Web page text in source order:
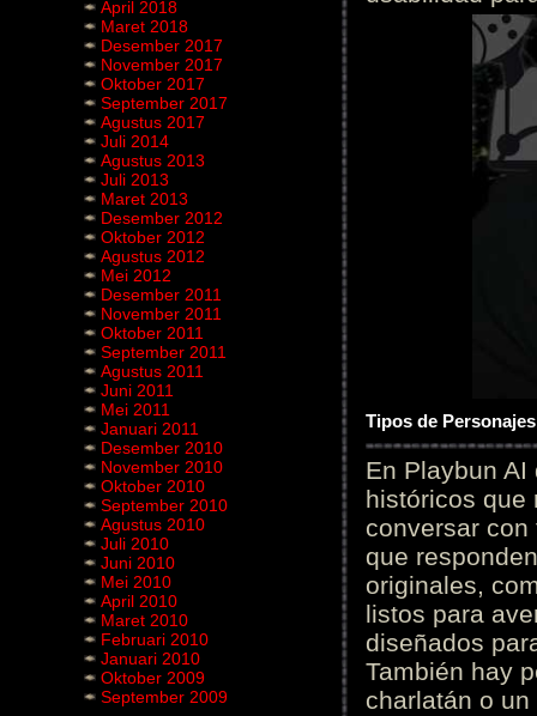
April 2018
Maret 2018
Desember 2017
November 2017
Oktober 2017
September 2017
Agustus 2017
Juli 2014
Agustus 2013
Juli 2013
Maret 2013
Desember 2012
Oktober 2012
Agustus 2012
Mei 2012
Desember 2011
November 2011
Oktober 2011
September 2011
Agustus 2011
Juni 2011
Mei 2011
Januari 2011
Desember 2010
November 2010
Oktober 2010
September 2010
Agustus 2010
Juli 2010
Juni 2010
Mei 2010
April 2010
Maret 2010
Februari 2010
Januari 2010
Oktober 2009
September 2009
Tipos de
En Playbun
históricos que
conversar
que
originales,
listos para
diseñados
También hay
charlatán o